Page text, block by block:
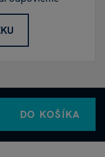
DO KOŠÍKA